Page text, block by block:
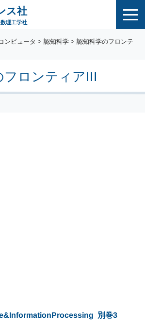
ス社
数理工学社
フロンティアIII
ンピュータ >認知科学 > 認知科学のフロンテ
別巻3